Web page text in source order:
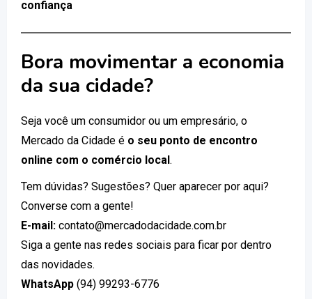
confiança
Bora movimentar a economia
da sua cidade?
Seja você um consumidor ou um empresário, o
Mercado da Cidade é o seu ponto de encontro
online com o comércio local.
Tem dúvidas? Sugestões? Quer aparecer por aqui?
Converse com a gente!
E-mail: contato@mercadodacidade.com.br
Siga a gente nas redes sociais para ficar por dentro
das novidades.
WhatsApp (94) 99293-6776